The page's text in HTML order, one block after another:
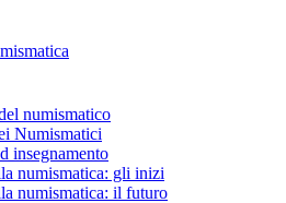
numismatico
Numismatici
insegnamento
numismatica: gli inizi
numismatica: il futuro